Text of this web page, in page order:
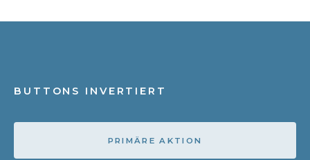
BUTTONS INVERTIERT
PRIMÄRE AKTION